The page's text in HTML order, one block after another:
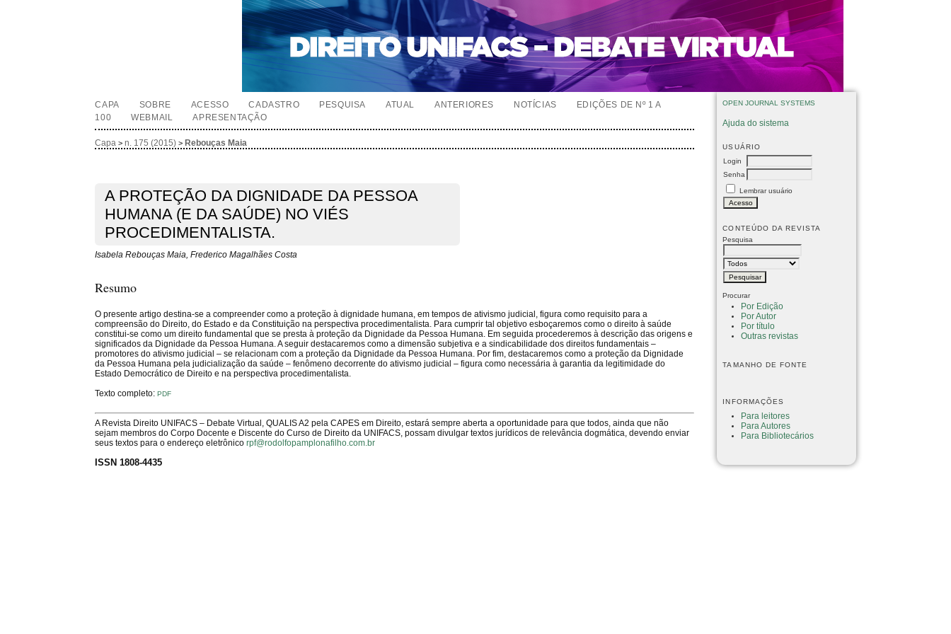
OPEN JOURNAL SYSTEMS
Ajuda do sistema
USUÁRIO
Login
Senha
Lembrar usuário
CONTEÚDO DA REVISTA
Pesquisa
Procurar
Por Edição
Por Autor
Por título
Outras revistas
TAMANHO DE FONTE
INFORMAÇÕES
Para leitores
Para Autores
Para Bibliotecários
CAPA SOBRE ACESSO CADASTRO PESQUISA ATUAL ANTERIORES NOTÍCIAS
EDIÇÕES DE Nº 1 A
100
WEBMAIL APRESENTAÇÃO
Capa >n. 175 (2015) > Rebouças Maia
A PROTEÇÃO DA DIGNIDADE DA PESSOA
HUMANA (E DA SAÚDE) NO VIÉS
PROCEDIMENTALISTA.
Isabela Rebouças Maia, Frederico Magalhães Costa
Resumo
O presente artigo destina-se a compreender como a proteção à dignidade humana, em tempos de ativismo judicial, figura como requisito para a
compreensão do Direito, do Estado e da Constituição na perspectiva procedimentalista. Para cumprir tal objetivo esboçaremos como o direito à saúde
constitui-se como um direito fundamental que se presta à proteção da Dignidade da Pessoa Humana. Em seguida procederemos à descrição das origens e
significados da Dignidade da Pessoa Humana. A seguir destacaremos como a dimensão subjetiva e a sindicabilidade dos direitos fundamentais –
promotores do ativismo judicial – se relacionam com a proteção da Dignidade da Pessoa Humana. Por fim, destacaremos como a proteção da Dignidade
da Pessoa Humana pela judicialização da saúde – fenômeno decorrente do ativismo judicial – figura como necessária à garantia da legitimidade do
Estado Democrático de Direito e na perspectiva procedimentalista.
Texto completo:PDF
A Revista Direito UNIFACS – Debate Virtual, QUALIS A2 pela CAPES em Direito, estará sempre aberta a oportunidade para que todos, ainda que não
sejam membros do Corpo Docente e Discente do Curso de Direito da UNIFACS, possam divulgar textos jurídicos de relevância dogmática, devendo enviar
seus textos para o endereço eletrônicorpf@rodolfopamplonafilho.com.br
ISSN 1808-4435